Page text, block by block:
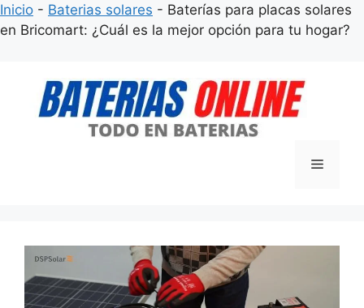
Inicio - Baterias solares - Baterías para placas solares
en Bricomart: ¿Cuál es la mejor opción para tu hogar?
contenido
Menú